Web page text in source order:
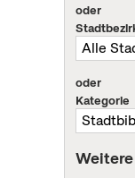
oder
oder
Kategorie